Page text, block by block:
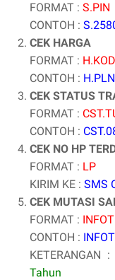
FORMAT : S.PIN
CONTOH :
CEK HARGA
FORMAT :
CONTOH : H.PLN
CEK STATUS
FORMAT :
CONTOH :
CEK NO HP
FORMAT : LP
KIRIM KE : SMS
CEK MUTASI
FORMAT :
CONTOH :
KETERANGAN :
Tahun